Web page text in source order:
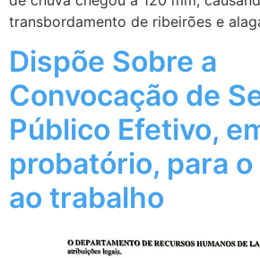
transbordamento de ribeirões e
Dispõe Sobre a
Convocação de
Público Efetivo,
probatório, para
ao trabalho